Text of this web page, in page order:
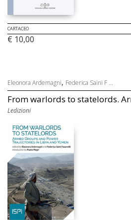
CARTACEO
€ 10,00
Eleonora Ardemagni, Federica Saini F ...
From warlords to statelords.
Ledizioni